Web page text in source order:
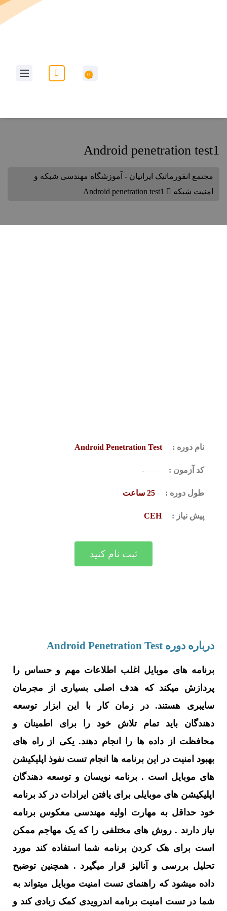
به وب سایت مجتمع انفورماتیک ایرانیان خوش آمدید...
0
Android penetration test1
مجتمع انفورماتیک ایرانیان - آموزشگاه مهندسی شبکه و
امنیت شبکه
Android penetration test1
نام دوره : Android Penetration Test
کد آزمون : ——-
طول دوره : 25 ساعت
پیش نیاز : CEH
ثبت نام کنید
درباره دوره Android Penetration Test
برنامه های موبایل اغلب اطلاعات مهم و حساس را
پردازش میکند که هدف اصلی بسیاری از مجرمان
سایبری هستند. در زمان کار با این ابزار توسعه
دهندگان باید تمام تلاش خود را برای اطمینان و
محافظت از داده ها را انجام دهند. یکی از راه های
بهبود امنیت در این برنامه ها انجام تست نفوذ اپلیکیشن
های موبایل است . برنامه نویسان و توسعه دهندگان
اپلیکیشن های موبایلی برای یافتن ایرادات در کد برنامه
خود حداقل به مهارت اولیه مهندسی معکوس برنامه
نیاز دارند . روش های مختلفی را که یک مهاجم ممکن
است برای هک کردن برنامه شما استفاده کند مورد
تحلیل بررسی و آنالیز قرار میگیرد . همچنین توضبح
داده میشود که راهنمای تست امنیت موبایل میتواند به
شما در تست امنیت برنامه اندرویدی کمک زبادی کند و